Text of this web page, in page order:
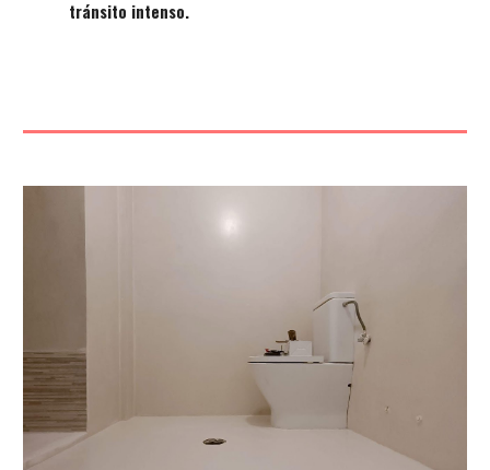
tránsito intenso.